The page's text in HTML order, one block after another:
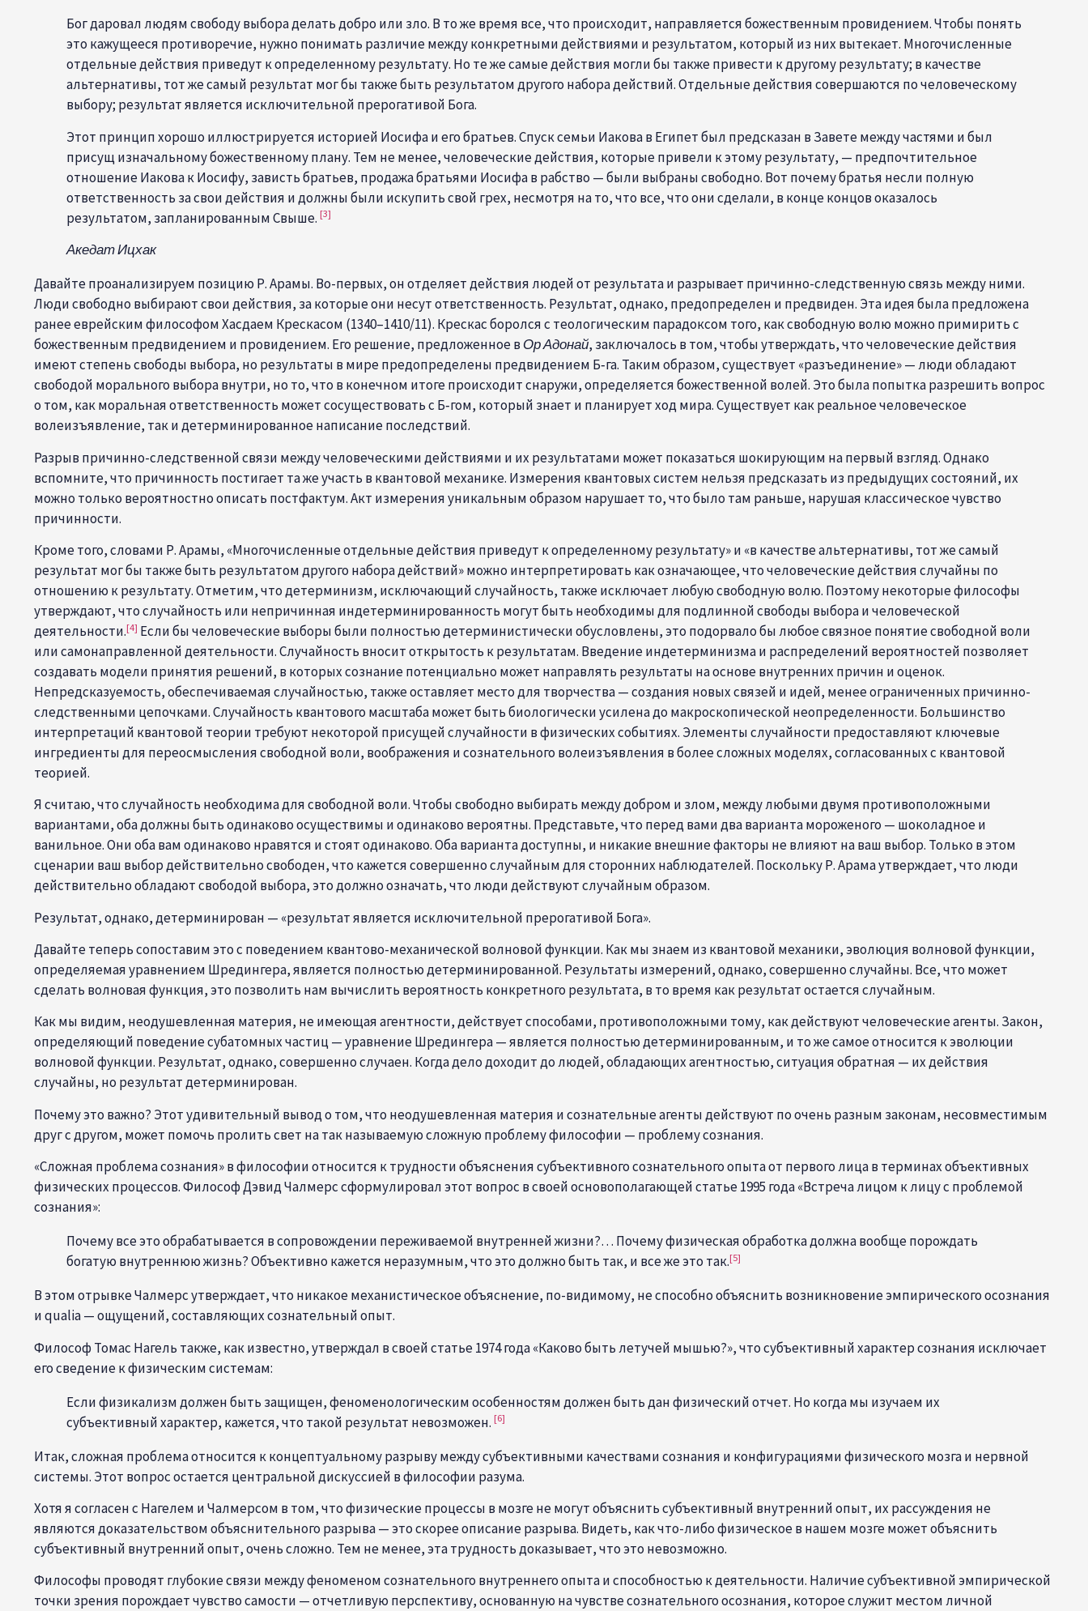
Бог даровал людям свободу выбора делать добро или зло. В то же время все, что происходит, направляется божественным провидением. Чтобы понять
это кажущееся противоречие, нужно понимать различие между конкретными действиями и результатом, который из них вытекает. Многочисленные
отдельные действия приведут к определенному результату. Но те же самые действия могли бы также привести к другому результату; в качестве
альтернативы, тот же самый результат мог бы также быть результатом другого набора действий. Отдельные действия совершаются по человеческому
выбору; результат является исключительной прерогативой Бога.
Этот принцип хорошо иллюстрируется историей Иосифа и его братьев. Спуск семьи Иакова в Египет был предсказан в Завете между частями и был
присущ изначальному божественному плану. Тем не менее, человеческие действия, которые привели к этому результату, — предпочтительное
отношение Иакова к Иосифу, зависть братьев, продажа братьями Иосифа в рабство — были выбраны свободно. Вот почему братья несли полную
ответственность за свои действия и должны были искупить свой грех, несмотря на то, что все, что они сделали, в конце концов оказалось
результатом, запланированным Свыше. [3]
Акедат Ицхак
Давайте проанализируем позицию Р. Арамы. Во-первых, он отделяет действия людей от результата и разрывает причинно-следственную связь между ними.
Люди свободно выбирают свои действия, за которые они несут ответственность. Результат, однако, предопределен и предвиден. Эта идея была предложена
ранее еврейским философом Хасдаем Крескасом (1340–1410/11). Крескас боролся с теологическим парадоксом того, как свободную волю можно примирить с
божественным предвидением и провидением. Его решение, предложенное в Ор Адонай, заключалось в том, чтобы утверждать, что человеческие действия
имеют степень свободы выбора, но результаты в мире предопределены предвидением Б‑га. Таким образом, существует «разъединение» — люди обладают
свободой морального выбора внутри, но то, что в конечном итоге происходит снаружи, определяется божественной волей. Это была попытка разрешить вопрос
о том, как моральная ответственность может сосуществовать с Б‑гом, который знает и планирует ход мира. Существует как реальное человеческое
волеизъявление, так и детерминированное написание последствий.
Разрыв причинно-следственной связи между человеческими действиями и их результатами может показаться шокирующим на первый взгляд. Однако
вспомните, что причинность постигает та же участь в квантовой механике. Измерения квантовых систем нельзя предсказать из предыдущих состояний, их
можно только вероятностно описать постфактум. Акт измерения уникальным образом нарушает то, что было там раньше, нарушая классическое чувство
причинности.
Кроме того, словами Р. Арамы, «Многочисленные отдельные действия приведут к определенному результату» и «в качестве альтернативы, тот же самый
результат мог бы также быть результатом другого набора действий» можно интерпретировать как означающее, что человеческие действия случайны по
отношению к результату. Отметим, что детерминизм, исключающий случайность, также исключает любую свободную волю. Поэтому некоторые философы
утверждают, что случайность или непричинная индетерминированность могут быть необходимы для подлинной свободы выбора и человеческой
деятельности.[4] Если бы человеческие выборы были полностью детерминистически обусловлены, это подорвало бы любое связное понятие свободной воли
или самонаправленной деятельности. Случайность вносит открытость к результатам. Введение индетерминизма и распределений вероятностей позволяет
создавать модели принятия решений, в которых сознание потенциально может направлять результаты на основе внутренних причин и оценок.
Непредсказуемость, обеспечиваемая случайностью, также оставляет место для творчества — создания новых связей и идей, менее ограниченных причинно-
следственными цепочками. Случайность квантового масштаба может быть биологически усилена до макроскопической неопределенности. Большинство
интерпретаций квантовой теории требуют некоторой присущей случайности в физических событиях. Элементы случайности предоставляют ключевые
ингредиенты для переосмысления свободной воли, воображения и сознательного волеизъявления в более сложных моделях, согласованных с квантовой
теорией.
Я считаю, что случайность необходима для свободной воли. Чтобы свободно выбирать между добром и злом, между любыми двумя противоположными
вариантами, оба должны быть одинаково осуществимы и одинаково вероятны. Представьте, что перед вами два варианта мороженого — шоколадное и
ванильное. Они оба вам одинаково нравятся и стоят одинаково. Оба варианта доступны, и никакие внешние факторы не влияют на ваш выбор. Только в этом
сценарии ваш выбор действительно свободен, что кажется совершенно случайным для сторонних наблюдателей. Поскольку Р. Арама утверждает, что люди
действительно обладают свободой выбора, это должно означать, что люди действуют случайным образом.
Результат, однако, детерминирован — «результат является исключительной прерогативой Бога».
Давайте теперь сопоставим это с поведением квантово-механической волновой функции. Как мы знаем из квантовой механики, эволюция волновой функции,
определяемая уравнением Шредингера, является полностью детерминированной. Результаты измерений, однако, совершенно случайны. Все, что может
сделать волновая функция, это позволить нам вычислить вероятность конкретного результата, в то время как результат остается случайным.
Как мы видим, неодушевленная материя, не имеющая агентности, действует способами, противоположными тому, как действуют человеческие агенты. Закон,
определяющий поведение субатомных частиц — уравнение Шредингера — является полностью детерминированным, и то же самое относится к эволюции
волновой функции. Результат, однако, совершенно случаен. Когда дело доходит до людей, обладающих агентностью, ситуация обратная — их действия
случайны, но результат детерминирован.
Почему это важно? Этот удивительный вывод о том, что неодушевленная материя и сознательные агенты действуют по очень разным законам, несовместимым
друг с другом, может помочь пролить свет на так называемую сложную проблему философии — проблему сознания.
«Сложная проблема сознания» в философии относится к трудности объяснения субъективного сознательного опыта от первого лица в терминах объективных
физических процессов. Философ Дэвид Чалмерс сформулировал этот вопрос в своей основополагающей статье 1995 года «Встреча лицом к лицу с проблемой
сознания»:
Почему все это обрабатывается в сопровождении переживаемой внутренней жизни?… Почему физическая обработка должна вообще порождать
богатую внутреннюю жизнь? Объективно кажется неразумным, что это должно быть так, и все же это так.[5]
В этом отрывке Чалмерс утверждает, что никакое механистическое объяснение, по-видимому, не способно объяснить возникновение эмпирического осознания
и qualia — ощущений, составляющих сознательный опыт.
Философ Томас Нагель также, как известно, утверждал в своей статье 1974 года «Каково быть летучей мышью?», что субъективный характер сознания исключает
его сведение к физическим системам:
Если физикализм должен быть защищен, феноменологическим особенностям должен быть дан физический отчет. Но когда мы изучаем их
субъективный характер, кажется, что такой результат невозможен. [6]
Итак, сложная проблема относится к концептуальному разрыву между субъективными качествами сознания и конфигурациями физического мозга и нервной
системы. Этот вопрос остается центральной дискуссией в философии разума.
Хотя я согласен с Нагелем и Чалмерсом в том, что физические процессы в мозге не могут объяснить субъективный внутренний опыт, их рассуждения не
являются доказательством объяснительного разрыва — это скорее описание разрыва. Видеть, как что-либо физическое в нашем мозге может объяснить
субъективный внутренний опыт, очень сложно. Тем не менее, эта трудность доказывает, что это невозможно.
Философы проводят глубокие связи между феноменом сознательного внутреннего опыта и способностью к деятельности. Наличие субъективной эмпирической
точки зрения порождает чувство самости — отчетливую перспективу, основанную на чувстве сознательного осознания, которое служит местом личной